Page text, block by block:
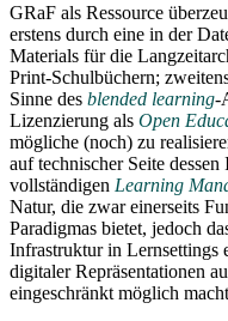
GRaF als Ressource
erstens durch eine in der
Materials für die
Print-Schulbüchern;
Sinne des blended learning-
Lizenzierung als Open
mögliche (noch) zu
auf technischer Seite
vollständigen Learning
Natur, die zwar einerseits
Paradigmas bietet, jedoch
Infrastruktur in Lernsettings
digitaler Repräsentationen
eingeschränkt möglich